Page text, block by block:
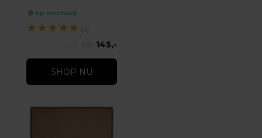
op voorraad
★★★★★ (3)
145,-
SHOP NU